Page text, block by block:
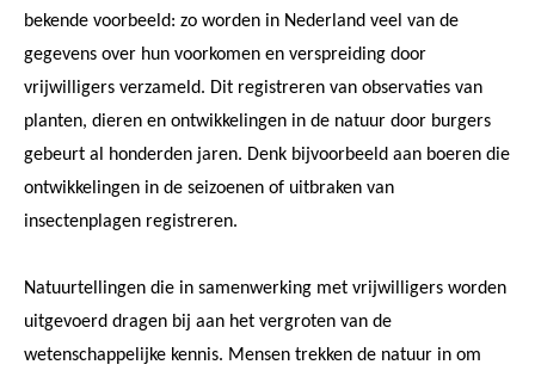
bekende voorbeeld: zo worden in Nederland veel van de
gegevens over hun voorkomen en verspreiding door
vrijwilligers verzameld. Dit registreren van observaties van
planten, dieren en ontwikkelingen in de natuur door burgers
gebeurt al honderden jaren. Denk bijvoorbeeld aan boeren die
ontwikkelingen in de seizoenen of uitbraken van
insectenplagen registreren.
Natuurtellingen die in samenwerking met vrijwilligers worden
uitgevoerd dragen bij aan het vergroten van de
wetenschappelijke kennis. Mensen trekken de natuur in om